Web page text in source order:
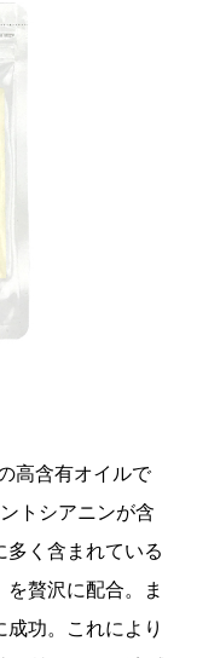
高含有オイルで
トシアニンが含
く含まれている
贅沢に配合。ま
功。これにより